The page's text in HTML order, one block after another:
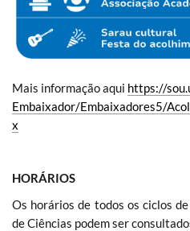
Mais informação aqui https://
Embaixador/Embaixadores5/
x
HORÁRIOS
Os horários de todos os ciclos
de Ciências podem ser